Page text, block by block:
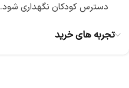
دسترس کودکان نگهداری شود.
تجربه های خرید